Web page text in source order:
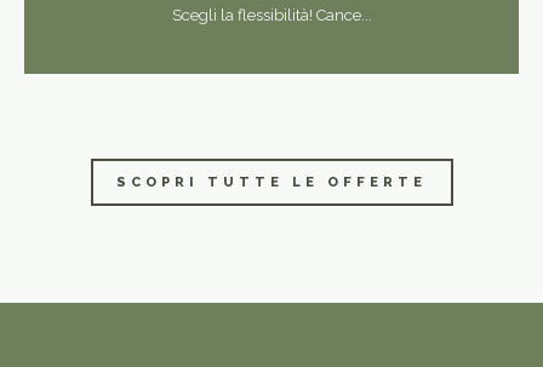
Scegli la flessibilità! Cance...
SCOPRI TUTTE LE OFFERTE